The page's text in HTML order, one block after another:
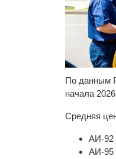
По данным
начала
Средняя
АИ-92
АИ-95